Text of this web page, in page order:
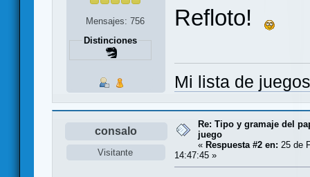
Mensajes: 756
Distinciones
Refloto!
Mi lista de juegos
consalo
Visitante
Re: Tipo y gramaje del
juego
« Respuesta #2 en: 25 de
14:47:45 »